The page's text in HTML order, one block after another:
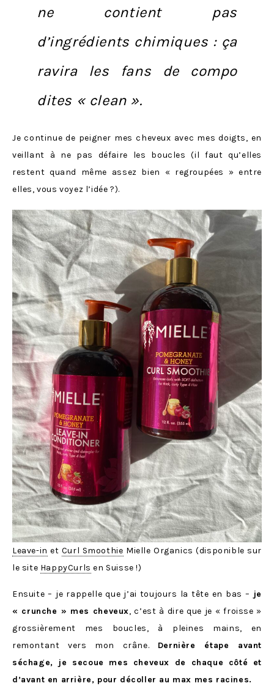
ne contient pas
d’ingrédients chimiques : ça
ravira les fans de compo
dites « clean ».
Je continue de peigner mes cheveux avec mes doigts, en
veillant à ne pas défaire les boucles (il faut qu’elles
restent quand même assez bien « regroupées » entre
elles, vous voyez l’idée ?).
Leave-in et Curl Smoothie Mielle Organics (disponible sur
le site HappyCurls en Suisse !)
Ensuite – je rappelle que j’ai toujours la tête en bas – je
« crunche » mes cheveux, c’est à dire que je « froisse »
grossièrement mes boucles, à pleines mains, en
remontant vers mon crâne. Dernière étape avant
séchage, je secoue mes cheveux de chaque côté et
d’avant en arrière, pour décoller au max mes racines.